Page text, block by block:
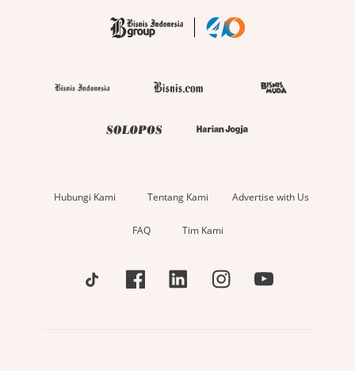
Hubungi Kami Tentang Kami Advertise with Us
FAQ Tim Kami